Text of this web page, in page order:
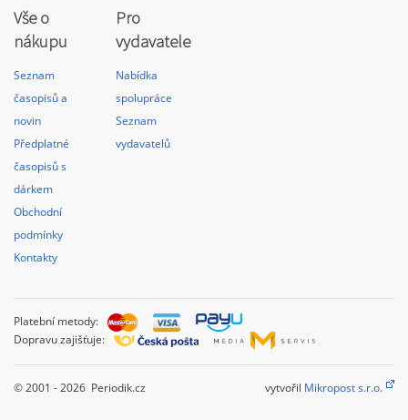
Vše o
nákupu
Seznam
časopisů a
novin
Předplatné
časopisů s
dárkem
Obchodní
podmínky
Kontakty
Pro
vydavatele
Nabídka
spolupráce
Seznam
vydavatelů
Platební metody:
Dopravu zajišťuje:
© 2001 - 2026 Periodik.cz vytvořil Mikropost s.r.o.